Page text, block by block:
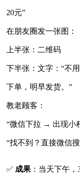
20元”
在朋友圈发一张图：
上半张：二维码
下半张：文字：“不
下单，明早发货。”
教老顾客：
“微信下拉 → 出现小
“找不到？直接微信
✅ 成果 ：当天下午